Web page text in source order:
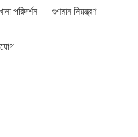
পরিদর্শন গুণমান নিয়ন্ত্রণ